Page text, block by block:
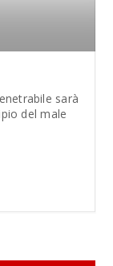
sarà
del male